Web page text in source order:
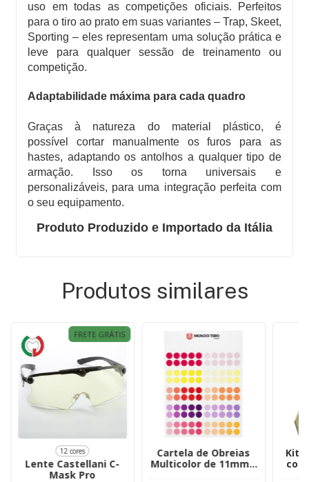
uso em todas as competições oficiais. Perfeitos
para o tiro ao prato em suas variantes – Trap, Skeet,
Sporting – eles representam uma solução prática e
leve para qualquer sessão de treinamento ou
competição.
Adaptabilidade máxima para cada quadro
Graças à natureza do material plástico, é
possível cortar manualmente os furos para as
hastes, adaptando os antolhos a qualquer tipo de
armação. Isso os torna universais e
personalizáveis, para uma integração perfeita com
o seu equipamento.
Produto Produzido e Importado da Itália
Produtos similares
FRETE GRÁTIS
12 cores
Lente Castellani C-
Mask Pro
Cartela de Obreias
Multicolor de 11mm -
Kit